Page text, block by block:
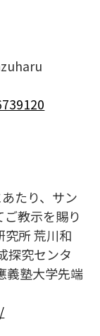
たり、サン
教示を賜り
究所 荒川和
探究センタ
義塾大学先端